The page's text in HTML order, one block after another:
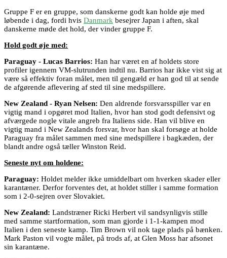
Gruppe F er en gruppe, som danskerne godt kan holde øje med
løbende i dag, fordi hvis Danmark besejrer Japan i aften, skal
danskerne møde det hold, der vinder gruppe F.
Hold godt øje med:
Paraguay - Lucas Barrios: Han har været en af holdets store
profiler igennem VM-slutrunden indtil nu. Barrios har ikke vist sig at
være så effektiv foran målet, men til gengæld er han god til at sende
de afgørende aflevering af sted til sine medspillere.
New Zealand - Ryan Nelsen: Den aldrende forsvarsspiller var en
vigtig mand i opgøret mod Italien, hvor han stod godt defensivt og
afværgede nogle vitale angreb fra Italiens side. Han vil blive en
vigtig mand i New Zealands forsvar, hvor han skal forsøge at holde
Paraguay fra målet sammen med sine medspillere i bagkæden, der
blandt andre også tæller Winston Reid.
Seneste nyt om holdene:
Paraguay: Holdet melder ikke umiddelbart om hverken skader eller
karantæner. Derfor forventes det, at holdet stiller i samme formation
som i 2-0-sejren over Slovakiet.
New Zealand: Landstræner Ricki Herbert vil sandsynligvis stille
med samme startformation, som man gjorde i 1-1-kampen mod
Italien i den seneste kamp. Tim Brown vil nok tage plads på bænken.
Mark Paston vil vogte målet, på trods af, at Glen Moss har afsonet
sin karantæne.